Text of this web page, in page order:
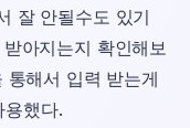
잘 안될수도 있기
아지는지 확인해보
통해서 입력 받는게
했다.